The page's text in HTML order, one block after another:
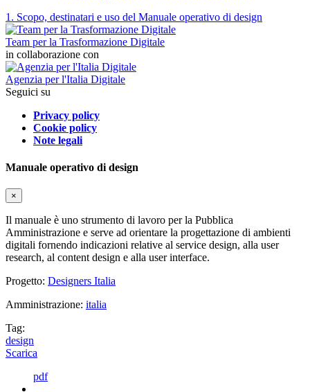
1. Scopo, destinatari e uso del Manuale operativo di design
Team per la Trasformazione Digitale
in collaborazione con
Agenzia per l'Italia Digitale
Seguici su
Privacy policy
Cookie policy
Note legali
Manuale operativo di design
×
Il manuale è uno strumento di lavoro per la Pubblica
Amministrazione e serve ad orientare la progettazione di ambienti
digitali fornendo indicazioni relative al service design, alla user
research, al content design e alla user interface.
Progetto: Designers Italia
Amministrazione: italia
Tag:
design
Scarica
pdf